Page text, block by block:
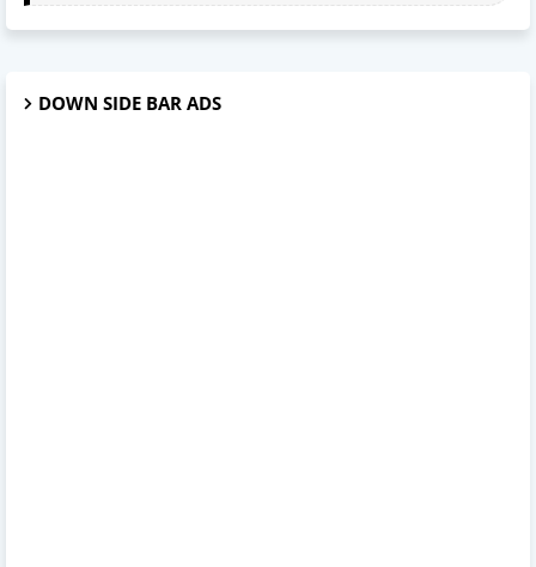
DOWN SIDE BAR ADS